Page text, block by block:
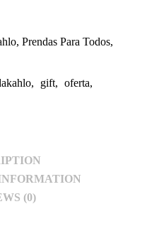
, Prendas Para Todos,
, gift, oferta,
(0)